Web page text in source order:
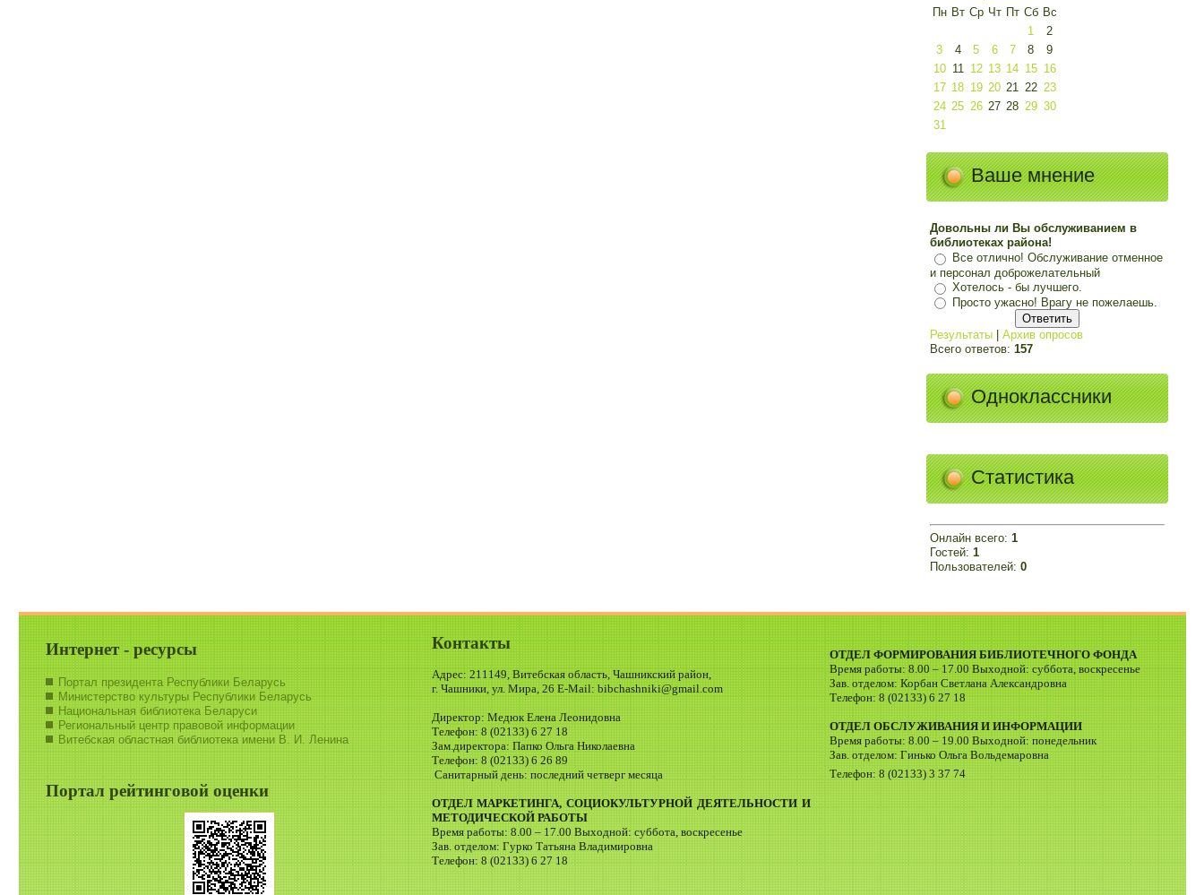
Пн Вт Ср Чт Пт Сб Вс
1
2
3
4 5 6 7 8
9
10 11 12 13 14 15 16
17 18 19 20 21 22 23
24 25 26 27 28 29 30
31
Ваше мнение
Довольны ли Вы обслуживанием в
библиотеках района!
Все отлично! Обслуживание отменное
и персонал доброжелательный
Хотелось - бы лучшего.
Просто ужасно! Врагу не пожелаешь.
Результаты| Архив опросов
Всего ответов: 157
Одноклассники
Статистика
Онлайн всего: 1
Гостей: 1
Пользователей: 0
Интернет - ресурсы
Портал президента Республики Беларусь
Министерство культуры Республики Беларусь
Национальная библиотека Беларуси
Региональный центр правовой информации
Витебская областная библиотека имени В. И. Ленина
Портал рейтинговой оценки
Контакты
Адрес: 211149, Витебская область, Чашникский район,
г. Чашники, ул. Мира, 26 E-Mail: bibchashniki@gmail.com
Директор: Медюк Елена Леонидовна
Телефон: 8 (02133) 6 27 18
Зам.директора: Папко Ольга Николаевна
Телефон: 8 (02133) 6 26 89
Санитарный день: последний четверг месяца
ОТДЕЛ МАРКЕТИНГА, СОЦИОКУЛЬТУРНОЙ ДЕЯТЕЛЬНОСТИ И
МЕТОДИЧЕСКОЙ РАБОТЫ
Время работы: 8.00 – 17.00 Выходной: суббота, воскресенье
Зав. отделом: Гурко Татьяна Владимировна
Телефон: 8 (02133) 6 27 18
ОТДЕЛ ФОРМИРОВАНИЯ БИБЛИОТЕЧНОГО ФОНДА
Время работы: 8.00 – 17.00 Выходной: суббота, воскресенье
Зав. отделом: Корбан Светлана Александровна
Телефон: 8 (02133) 6 27 18
ОТДЕЛ ОБСЛУЖИВАНИЯ И ИНФОРМАЦИИ
Время работы: 8.00 – 19.00 Выходной: понедельник
Зав. отделом: Гинько Ольга Вольдемаровна
Телефон: 8 (02133) 3 37 74